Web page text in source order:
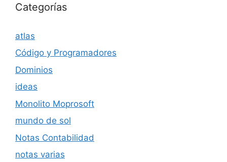
Categorías
atlas
Código y Programadores
Dominios
ideas
Monolito Moprosoft
mundo de sol
Notas Contabilidad
notas varias